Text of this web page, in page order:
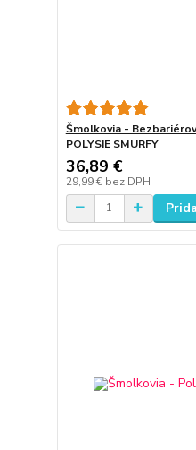
Šmolkovia -
POLYSIE SMURFY
36,89 €
29,99 € bez DPH